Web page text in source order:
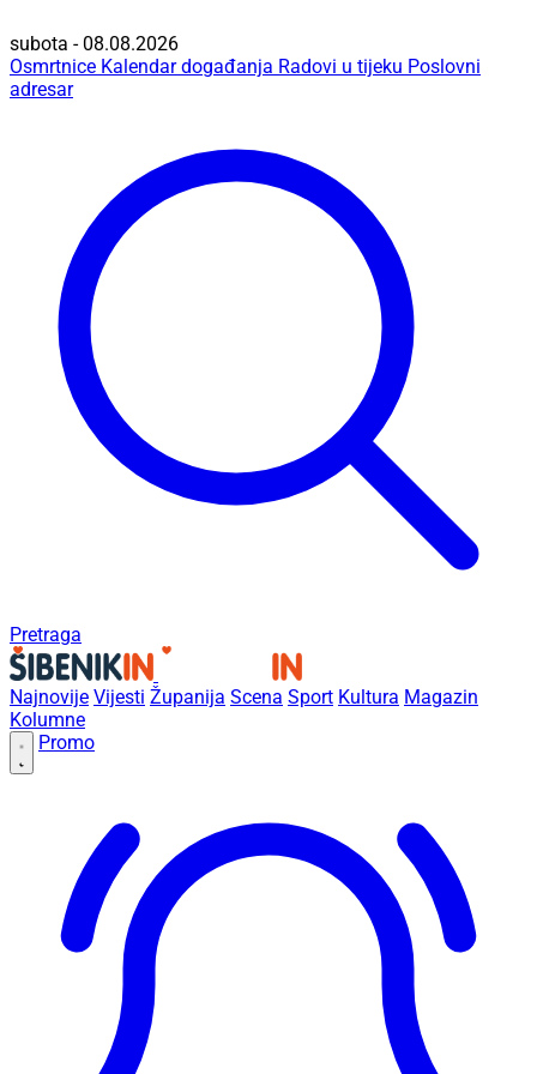
subota - 08.08.2026
Osmrtnice Kalendar događanja Radovi u tijeku Poslovni
adresar
Pretraga
Najnovije Vijesti Županija Scena Sport Kultura Magazin
Kolumne
Promo